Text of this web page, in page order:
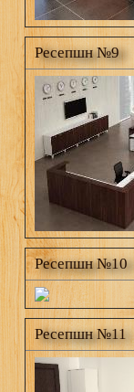
Ресепшн №9
Ресепшн №10
Ресепшн №11